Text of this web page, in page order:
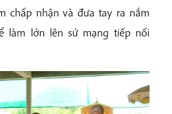
chấp nhận và đưa tay ra nắm
làm lớn lên sứ mạng tiếp nối